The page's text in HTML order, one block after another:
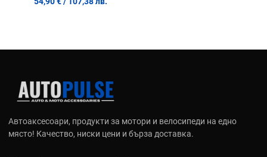
Автоаксесоари, продукти за мотори и велосипеди на едно
място! Качество, ниски цени и бърза доставка.